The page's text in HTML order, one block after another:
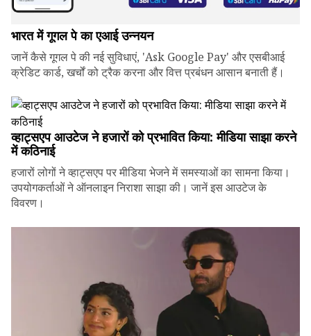
भारत में गूगल पे का एआई उन्नयन
जानें कैसे गूगल पे की नई सुविधाएं, 'Ask Google Pay' और एसबीआई
क्रेडिट कार्ड, खर्चों को ट्रैक करना और वित्त प्रबंधन आसान बनाती हैं।
व्हाट्सएप आउटेज ने हजारों को प्रभावित किया: मीडिया साझा करने
में कठिनाई
हजारों लोगों ने व्हाट्सएप पर मीडिया भेजने में समस्याओं का सामना किया।
उपयोगकर्ताओं ने ऑनलाइन निराशा साझा की। जानें इस आउटेज के
विवरण।